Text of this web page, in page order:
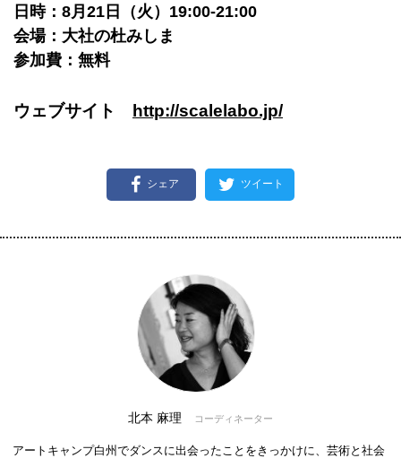
日時：8月21日（火）19:00-21:00
会場：大社の杜みしま
参加費：無料
ウェブサイト http://scalelabo.jp/
シェア ツイート
北本 麻理 コーディネーター
アートキャンプ白州でダンスに出会ったことをきっかけに、芸術と社会